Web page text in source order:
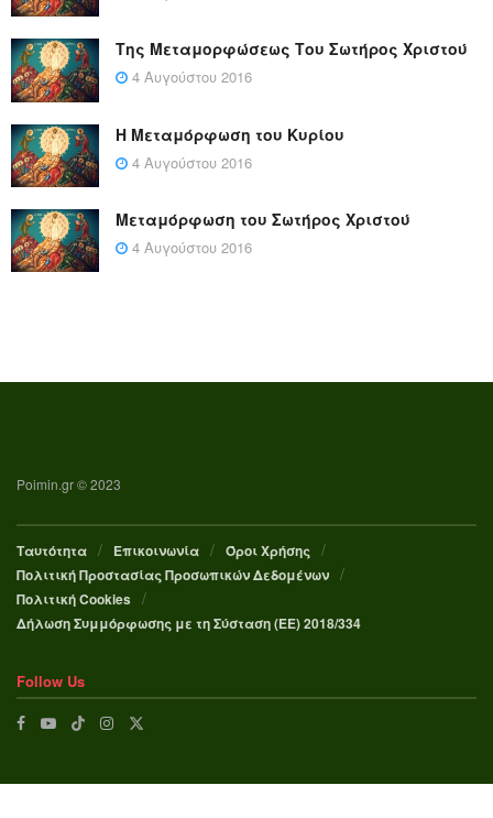
Της Μεταμορφώσεως Του Σωτήρος Χριστού
4 Αυγούστου 2016
Η Μεταμόρφωση του Κυρίου
4 Αυγούστου 2016
Μεταμόρφωση του Σωτήρος Χριστού
4 Αυγούστου 2016
Poimin.gr © 2023
Ταυτότητα Επικοινωνία
Όροι Χρήσης
Πολιτική Προστασίας Προσωπικών Δεδομένων
Πολιτική Cookies
Δήλωση Συμμόρφωσης με τη Σύσταση (ΕΕ) 2018/334
Follow Us